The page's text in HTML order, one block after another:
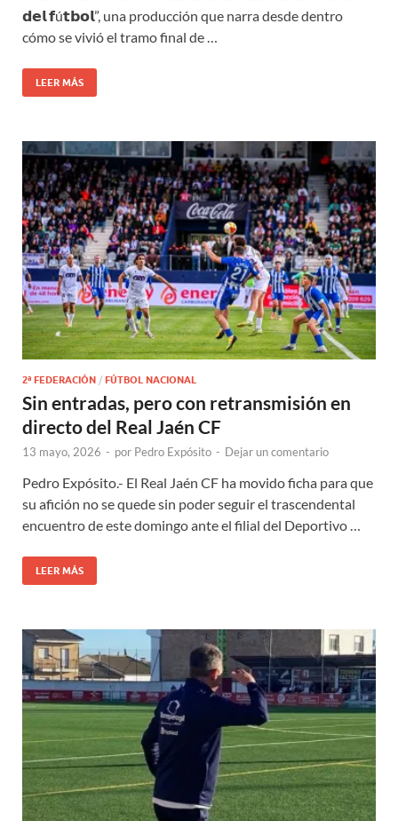
𝗱𝗲𝗹 𝗳ú𝘁𝗯𝗼𝗹”, una producción que narra desde dentro
cómo se vivió el tramo final de …
LEER MÁS
2ª FEDERACIÓN / FÚTBOL NACIONAL
Sin entradas, pero con retransmisión en
directo del Real Jaén CF
13 mayo, 2026 - por Pedro Expósito - Dejar un comentario
Pedro Expósito.- El Real Jaén CF ha movido ficha para que
su afición no se quede sin poder seguir el trascendental
encuentro de este domingo ante el filial del Deportivo …
LEER MÁS